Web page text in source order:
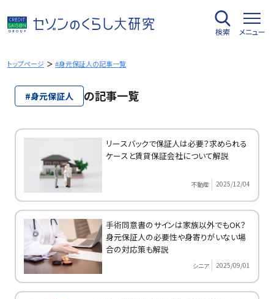
容
を
キ
検索 メニュー
トップページ #身元保証人の記事一覧
#身元保証人 の記事一覧
リースバックで保証人は必要？求められる
ケースと賃貸保証会社について解説
不動産 2025/12/04
手術同意書のサインは家族以外でもOK？
身元保証人の必要性や身寄りがいない場
合の対応策も解説
シニア 2025/09/01